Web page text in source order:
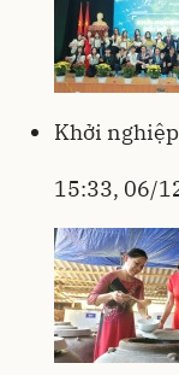
Khởi
15:33, 06/